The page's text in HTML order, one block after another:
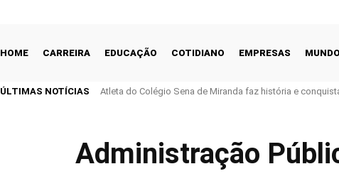
HOME CARREIRA EDUCAÇÃO COTIDIANO EMPRESAS MUNDO
ÚLTIMAS NOTÍCIAS Atleta do Colégio Sena de Miranda faz história e
Administração